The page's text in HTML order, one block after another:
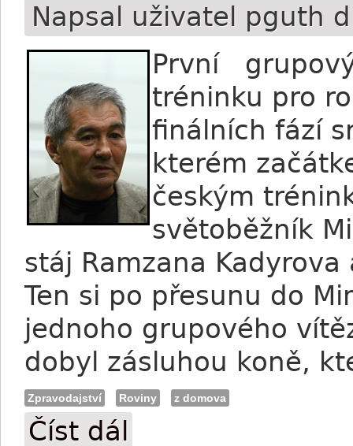
Napsal uživatel pguth
První
tréninku pro
finálních fází
kterém
českým
světoběžník
stáj Ramzana
Ten si po přesunu do
jednoho grupového
dobyl zásluhou koně,
Zpravodajství Roviny z domova
Číst dál